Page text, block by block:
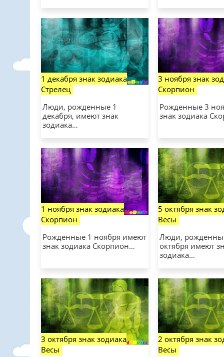
1 декабря знак зодиака
Стрелец
Люди, рожденные 1
декабря, имеют знак
зодиака…
3 ноября знак
Скорпион
Рожденные 3
знак зодиака
1 ноября знак зодиака
Скорпион
Рожденные 1 ноября имеют
знак зодиака Скорпион…
5 октября знак
Весы
Люди,
октября имеют
зодиака…
3 октября знак зодиака
Весы
2 октября знак
Весы